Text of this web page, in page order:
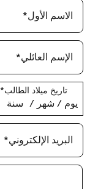
الاسم الأول*
الإسم العائلي*
تاريخ ميلاد الطالب*
يوم ‏/ شهر ‏/ سنة
البريد الإلكتروني*